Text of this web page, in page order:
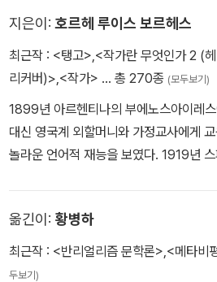
지은이:호르헤 루이스 보르헤스
최근작 : <탱고> <작가란 무엇인가 2 (
리커버)> <작가> … 총 270종 (모두보기)
1899년 아르헨티나의 부에노스아이레
대신 영국계 외할머니와 가정교사에게
놀라운 언어적 재능을 보였다. 1919년
비오이 카사레스, 빅토리아 오캄포 등과
창간, 아르헨티나 문단에 새로운 물결을
음과 본인의 큰 부상을 겪은 후 보르헤스
옮긴이: 황병하
최근작 : <반리얼리즘 문학론> <메타비
두보기)